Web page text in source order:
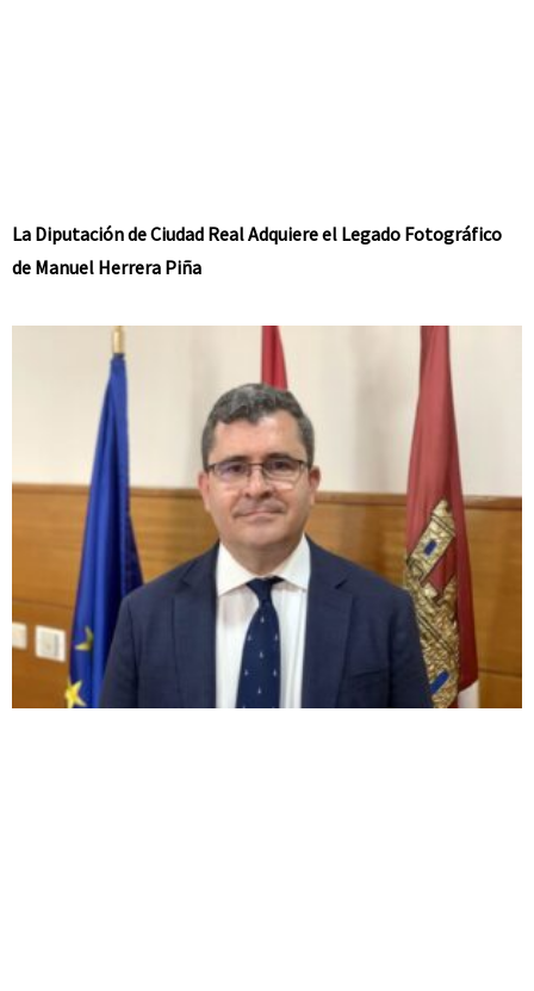
La Diputación de Ciudad Real Adquiere el Legado Fotográfico
de Manuel Herrera Piña